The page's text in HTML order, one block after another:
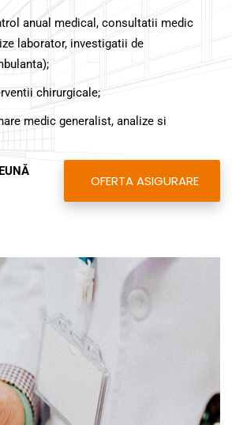
anual medical, consultatii medic
laborator, investigatii de
chirurgicale;
medic generalist, analize si
OFERTA ASIGURARE